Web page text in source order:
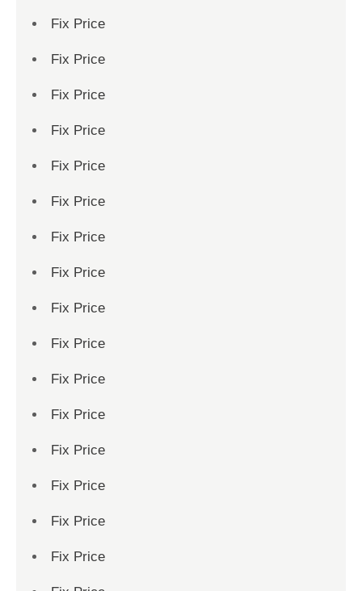
Fix Price
Fix Price
Fix Price
Fix Price
Fix Price
Fix Price
Fix Price
Fix Price
Fix Price
Fix Price
Fix Price
Fix Price
Fix Price
Fix Price
Fix Price
Fix Price